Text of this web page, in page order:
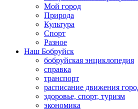
Мой город
Природа
Культура
Спорт
Разное
Наш Бобруйск
бобруйская энциклопедия
справка
транспорт
расписание движения
здоровье, спорт, туризм
экономика